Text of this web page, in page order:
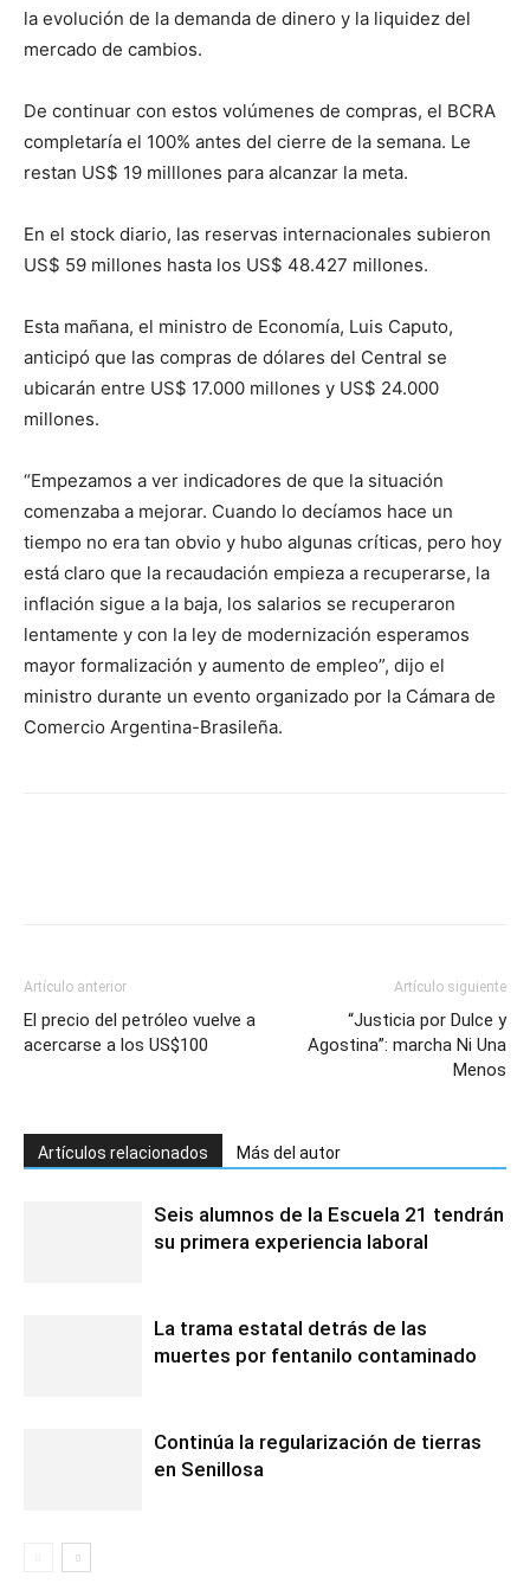
la evolución de la demanda de dinero y la liquidez del
mercado de cambios.
De continuar con estos volúmenes de compras, el BCRA
completaría el 100% antes del cierre de la semana. Le
restan US$ 19 milllones para alcanzar la meta.
En el stock diario, las reservas internacionales subieron
US$ 59 millones hasta los US$ 48.427 millones.
Esta mañana, el ministro de Economía, Luis Caputo,
anticipó que las compras de dólares del Central se
ubicarán entre US$ 17.000 millones y US$ 24.000
millones.
“Empezamos a ver indicadores de que la situación
comenzaba a mejorar. Cuando lo decíamos hace un
tiempo no era tan obvio y hubo algunas críticas, pero hoy
está claro que la recaudación empieza a recuperarse, la
inflación sigue a la baja, los salarios se recuperaron
lentamente y con la ley de modernización esperamos
mayor formalización y aumento de empleo”, dijo el
ministro durante un evento organizado por la Cámara de
Comercio Argentina-Brasileña.
Artículo anterior
El precio del petróleo vuelve a
acercarse a los US$100
Artículo siguiente
“Justicia por Dulce y
Agostina”: marcha Ni Una
Menos
Artículos relacionados Más del autor
Seis alumnos de la Escuela 21 tendrán
su primera experiencia laboral
La trama estatal detrás de las
muertes por fentanilo contaminado
Continúa la regularización de tierras
en Senillosa